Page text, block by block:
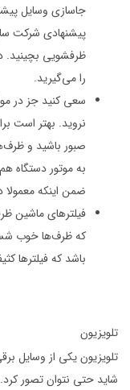
جاسازی وسایل
پیشنهادی شرکت
ظرفشویی بچینید.
را می‌گیرید.
سعی کنید جز در
نروید. بهتر است
صبور باشید و
به موتور دستگاه
ضمن اینکه
فیلترهای ماشین
که ظرف‌ها خوب
باشد که فیلترها
تلویزیون
تلویزیون یکی از وسایل
شاید حتی نتوان تصور